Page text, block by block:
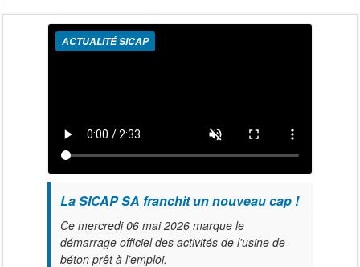
ACTUALITÉ SICAP
La SICAP SA franchit un nouveau cap !
Ce mercredi 06 mai 2026 marque le
démarrage officiel des activités de l'usine de
béton prêt à l’emploi.